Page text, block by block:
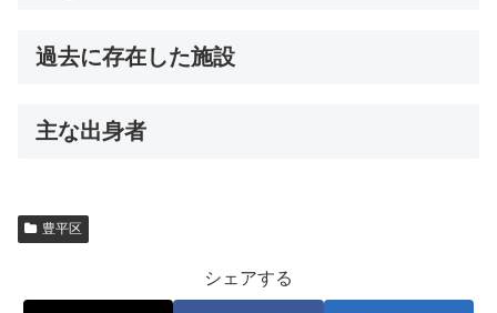
過去に存在した施設
主な出身者
豊平区
シェアする